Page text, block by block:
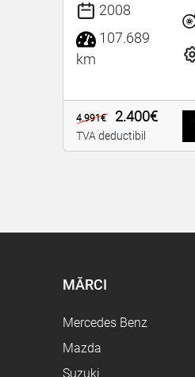
2008
107.689
km
4.991€ 2.400€
TVA deductibil
MĂRCI
Mercedes Benz
Mazda
Suzuki